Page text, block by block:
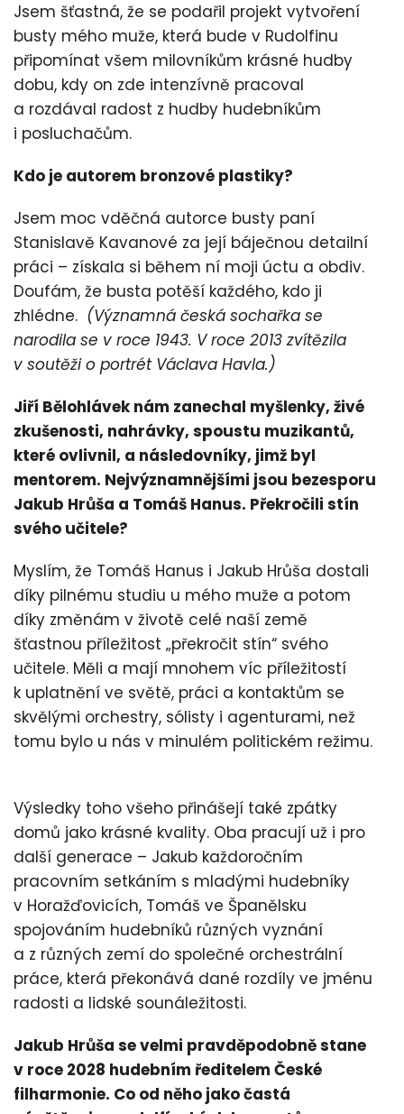
Jsem šťastná, že se podařil projekt vytvoření
busty mého muže, která bude v Rudolfinu
připomínat všem milovníkům krásné hudby
dobu, kdy on zde intenzívně pracoval
a rozdával radost z hudby hudebníkům
i posluchačům.
Kdo je autorem bronzové plastiky?
Jsem moc vděčná autorce busty paní
Stanislavě Kavanové za její báječnou detailní
práci – získala si během ní moji úctu a obdiv.
Doufám, že busta potěší každého, kdo ji
zhlédne. (Významná česká sochařka se
narodila se v roce 1943. V roce 2013 zvítězila
v soutěži o portrét Václava Havla.)
Jiří Bělohlávek nám zanechal myšlenky, živé
zkušenosti, nahrávky, spoustu muzikantů,
které ovlivnil, a následovníky, jimž byl
mentorem. Nejvýznamnějšími jsou bezesporu
Jakub Hrůša a Tomáš Hanus. Překročili stín
svého učitele?
Myslím, že Tomáš Hanus i Jakub Hrůša dostali
díky pilnému studiu u mého muže a potom
díky změnám v životě celé naší země
šťastnou příležitost „překročit stín“ svého
učitele. Měli a mají mnohem víc příležitostí
k uplatnění ve světě, práci a kontaktům se
skvělými orchestry, sólisty i agenturami, než
tomu bylo u nás v minulém politickém režimu.
Výsledky toho všeho přinášejí také zpátky
domů jako krásné kvality. Oba pracují už i pro
další generace – Jakub každoročním
pracovním setkáním s mladými hudebníky
v Horažďovicích, Tomáš ve Španělsku
spojováním hudebníků různých vyznání
a z různých zemí do společné orchestrální
práce, která překonává dané rozdíly ve jménu
radosti a lidské sounáležitosti.
Jakub Hrůša se velmi pravděpodobně stane
v roce 2028 hudebním ředitelem České
filharmonie. Co od něho jako častá